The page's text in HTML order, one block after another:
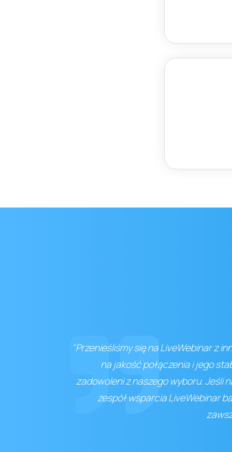
"Przenieśliśmy się na LiveWebinar z
na jakość połączenia i jego
zadowoleni z naszego wyboru. Jeśli
zespół wsparcia LiveWebinar